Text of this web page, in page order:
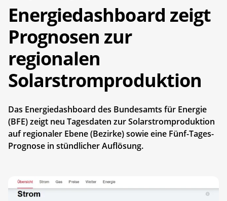
Energiedashboard zeigt
Prognosen zur
regionalen
Solarstromproduktion
Das Energiedashboard des Bundesamts für Energie
(BFE) zeigt neu Tagesdaten zur Solarstromproduktion
auf regionaler Ebene (Bezirke) sowie eine Fünf-Tages-
Prognose in stündlicher Auflösung.